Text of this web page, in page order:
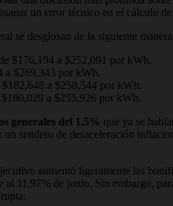
un error técnico en el cálculo
se desglosan de la siguiente
$176,194 a $252,091 por kWh.
a $269,343 por kWh.
$182,648 a $258,544 por kWh.
$180,029 a $255,926 por kWh.
generales del 1,5% que ya se
sendero de desaceleración
aumentó ligeramente las
al 11,97% de junio. Sin embargo,